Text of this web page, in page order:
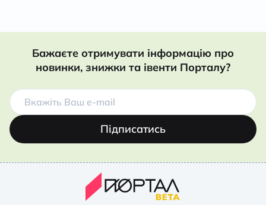
Бажаєте отримувати інформацію про
новинки, знижки та івенти Порталу?
Підписатись